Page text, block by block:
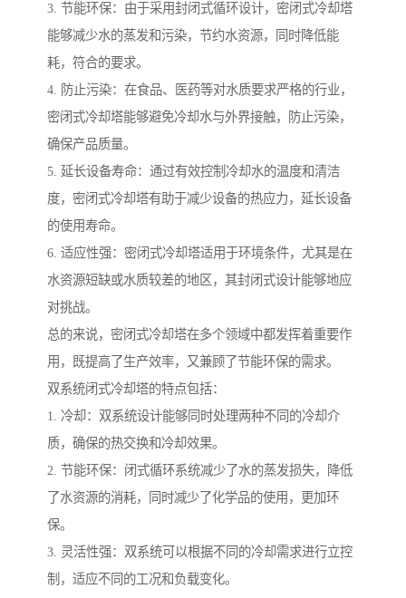
3. 节能环保：由于采用封闭式循环设计，密闭式冷却塔
能够减少水的蒸发和污染，节约水资源，同时降低能
耗，符合的要求。
4. 防止污染：在食品、医药等对水质要求严格的行业，
密闭式冷却塔能够避免冷却水与外界接触，防止污染，
确保产品质量。
5. 延长设备寿命：通过有效控制冷却水的温度和清洁
度，密闭式冷却塔有助于减少设备的热应力，延长设备
的使用寿命。
6. 适应性强：密闭式冷却塔适用于环境条件，尤其是在
水资源短缺或水质较差的地区，其封闭式设计能够地应
对挑战。
总的来说，密闭式冷却塔在多个领域中都发挥着重要作
用，既提高了生产效率，又兼顾了节能环保的需求。
双系统闭式冷却塔的特点包括：
1. 冷却：双系统设计能够同时处理两种不同的冷却介
质，确保的热交换和冷却效果。
2. 节能环保：闭式循环系统减少了水的蒸发损失，降低
了水资源的消耗，同时减少了化学品的使用，更加环
保。
3. 灵活性强：双系统可以根据不同的冷却需求进行立控
制，适应不同的工况和负载变化。